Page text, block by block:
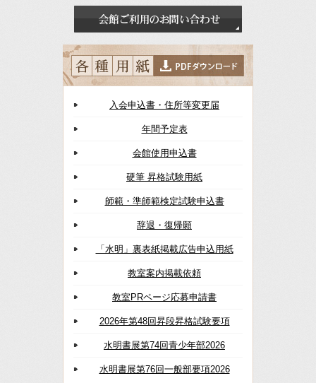
入会申込書・住所等変更届
年間予定表
会館使用申込書
硬筆 昇格試験用紙
師範・準師範検定試験申込書
辞退・復帰願
「水明」裏表紙掲載広告申込用紙
教室案内掲載依頼
教室PRページ応募申請書
2026年第48回昇段昇格試験要項
水明書展第74回青少年部2026
水明書展第76回一般部要項2026